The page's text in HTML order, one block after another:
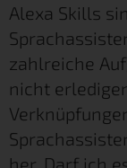
Alexa Skills
zahlreiche
nicht
her. Darf ich